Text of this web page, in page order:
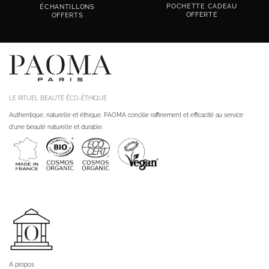
ÉCHANTILLONS
OFFERTS
POCHETTE CADEAU
OFFERTE
LE RITUEL BEAUTÉ ÉCO-ÉTHIQUE
Authentique, naturelle et éthique. PAOMA concilie raffinement et efficacité au service
d'une beauté naturelle et durable.
A propos